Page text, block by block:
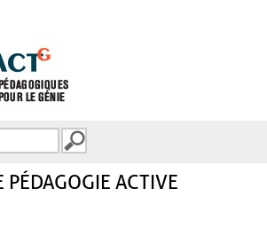
PÉDAGOGIE ACTIVE